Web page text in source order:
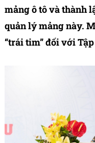
mảng ô tô và thành
quản lý mảng này.
“trái tim” đối với